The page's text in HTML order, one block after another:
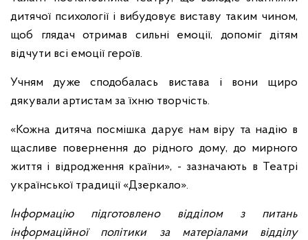
дитячої психології і вибудовує виставу таким чином,
щоб глядач отримав сильні емоції, допоміг дітям
відчути всі емоції героїв.
Учням дуже сподобалась вистава і вони щиро
дякували артистам за їхню творчість.
«Кожна дитяча посмішка дарує нам віру та надію в
щасливе повернення до рідного дому, до мирного
життя і відродження країни», - зазначають в Театрі
української традиції «Дзеркало».
Інформацію підготовлено відділом з питань
інформаційної політики за матеріалами відділу